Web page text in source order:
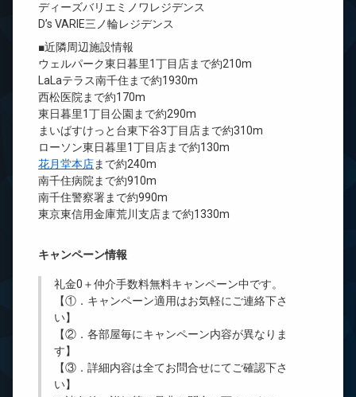
ディーズバリエミノワレジデンス
D’s VARIE三ノ輪レジデンス
■近隣周辺施設情報
ウェルパーク東日暮里1丁目店まで約210m
LaLaテラス南千住まで約1930m
西松医院まで約170m
東日暮里1丁目公園まで約290m
まいばすけっと台東下谷3丁目店まで約310m
ローソン東日暮里1丁目店まで約130m
花月堂本店まで約240m
南千住病院まで約910m
南千住警察署まで約990m
東京東信用金庫荒川支店まで約1330m
キャンペーン情報
礼金0 ＋仲介手数料無料キャンペーン中です。
【①．キャンペーン適用はお気軽にご連絡下さ
い】
【②．各部屋毎にキャンペーン内容が異なりま
す】
【③．詳細内容は全てお問合せにてご確認下さ
い】